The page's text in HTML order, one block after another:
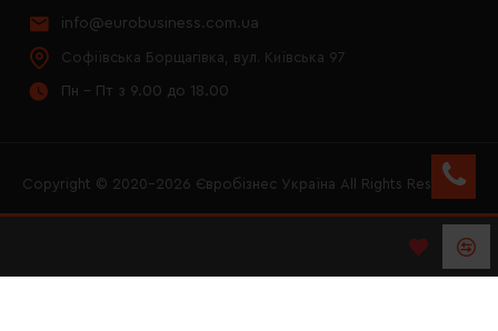
info@eurobusiness.com.ua
Софіївська Борщагівка, вул. Київська 97
Пн - Пт з 9.00 до 18.00
Copyright © 2020–2026 Євробізнес Україна All Rights Reserved
LOGO ЄВРОБІЗНЕС